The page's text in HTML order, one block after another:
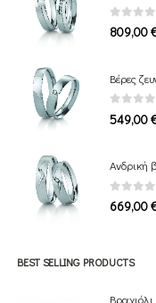
0out
809,00
Βέρες
0 out
549,00
Ανδρική
0 out
669,00
BEST SELLING PRODUCTS